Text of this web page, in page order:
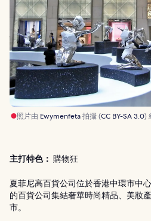
照片由 Ewymenfeta拍攝 (CC BY-SA 3.0)
主打特色： 購物狂
夏菲尼高百貨公司位於香港中環市中
的百貨公司集結奢華時尚精品、美妝
市。